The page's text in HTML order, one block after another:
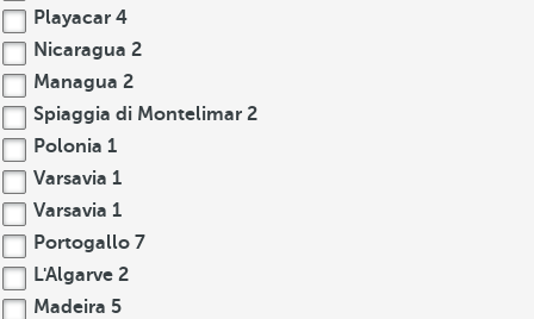
Playacar 4
Nicaragua 2
Managua 2
Spiaggia di Montelimar 2
Polonia 1
Varsavia 1
Varsavia 1
Portogallo 7
L'Algarve 2
Madeira 5